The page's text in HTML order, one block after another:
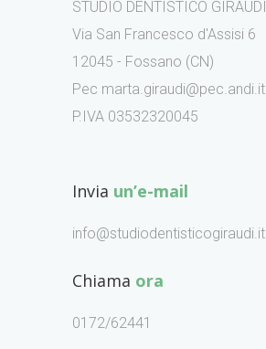
STUDIO DENTISTICO GIRAUDI
Via San Francesco d'Assisi 6
12045 - Fossano (CN)
Pec marta.giraudi@pec.andi.it
P.IVA 03532320045
Invia un’e-mail
info@studiodentisticogiraudi.it
Chiama ora
0172/62441